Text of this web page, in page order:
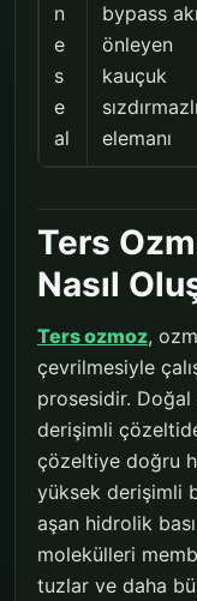
n
e
s
e
al
bypass
önleyen
kauçuk
elemanı
Ters
Nasıl
Ters ozmoz,
çevrilmesiyle
prosesidir.
derişimli
çözeltiye doğru
yüksek derişimli
aşan hidrolik
molekülleri
tuzlar ve daha